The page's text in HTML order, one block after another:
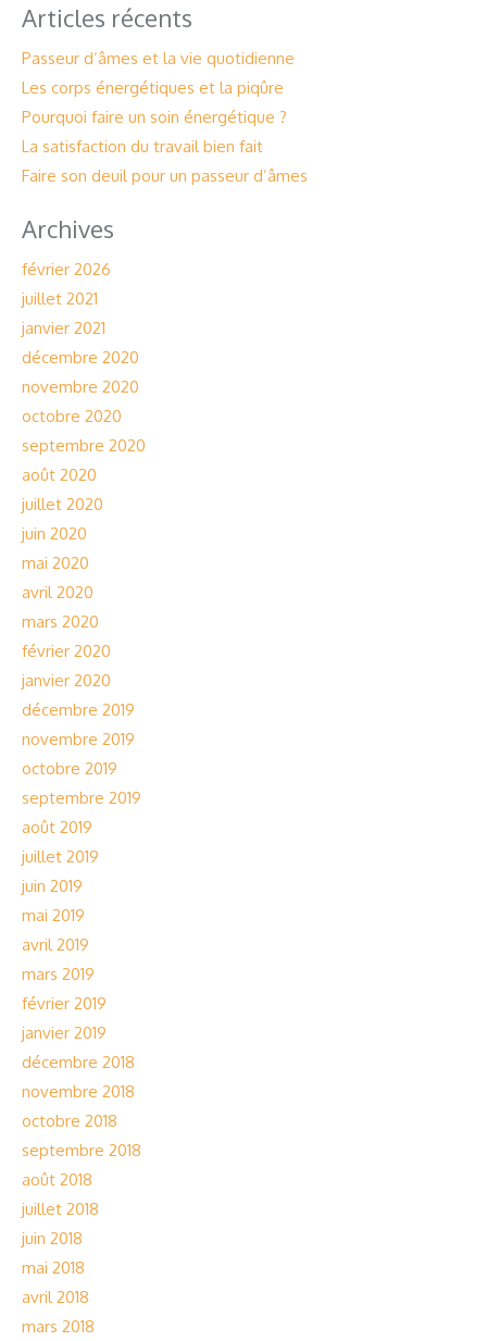
Articles récents
Passeur d’âmes et la vie quotidienne
Les corps énergétiques et la piqûre
Pourquoi faire un soin énergétique ?
La satisfaction du travail bien fait
Faire son deuil pour un passeur d’âmes
Archives
février 2026
juillet 2021
janvier 2021
décembre 2020
novembre 2020
octobre 2020
septembre 2020
août 2020
juillet 2020
juin 2020
mai 2020
avril 2020
mars 2020
février 2020
janvier 2020
décembre 2019
novembre 2019
octobre 2019
septembre 2019
août 2019
juillet 2019
juin 2019
mai 2019
avril 2019
mars 2019
février 2019
janvier 2019
décembre 2018
novembre 2018
octobre 2018
septembre 2018
août 2018
juillet 2018
juin 2018
mai 2018
avril 2018
mars 2018